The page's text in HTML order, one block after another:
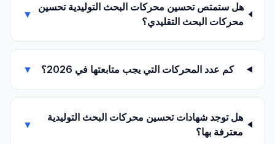
هل ستمتص تحسين محركات البحث التوليدية تحسين
محركات البحث التقليدي؟
▼
كم عدد المحركات التي يجب متابعتها في 2026؟ ▼
هل توجد شهادات تحسين محركات البحث التوليدية
معترفة بها؟
▼